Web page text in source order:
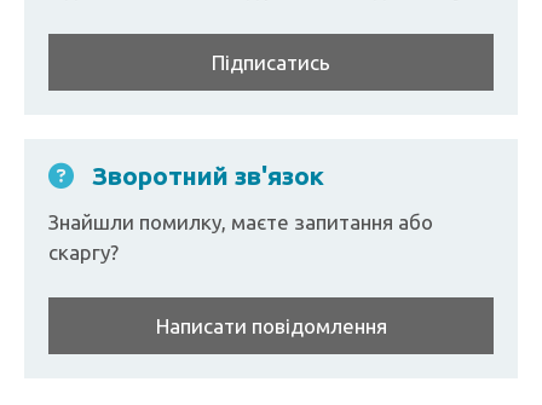
Підписатись
Зворотний зв'язок
Знайшли помилку, маєте запитання або
скаргу?
Написати повідомлення